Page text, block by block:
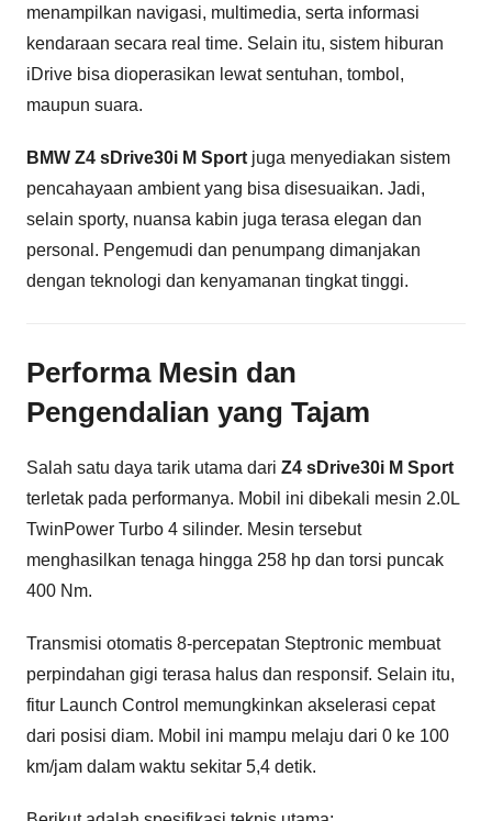
menampilkan navigasi, multimedia, serta informasi
kendaraan secara real time. Selain itu, sistem hiburan
iDrive bisa dioperasikan lewat sentuhan, tombol,
maupun suara.
BMW Z4 sDrive30i M Sport juga menyediakan sistem
pencahayaan ambient yang bisa disesuaikan. Jadi,
selain sporty, nuansa kabin juga terasa elegan dan
personal. Pengemudi dan penumpang dimanjakan
dengan teknologi dan kenyamanan tingkat tinggi.
Performa Mesin dan
Pengendalian yang Tajam
Salah satu daya tarik utama dari Z4 sDrive30i M Sport
terletak pada performanya. Mobil ini dibekali mesin 2.0L
TwinPower Turbo 4 silinder. Mesin tersebut
menghasilkan tenaga hingga 258 hp dan torsi puncak
400 Nm.
Transmisi otomatis 8-percepatan Steptronic membuat
perpindahan gigi terasa halus dan responsif. Selain itu,
fitur Launch Control memungkinkan akselerasi cepat
dari posisi diam. Mobil ini mampu melaju dari 0 ke 100
km/jam dalam waktu sekitar 5,4 detik.